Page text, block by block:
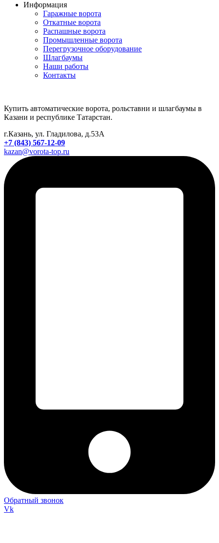
Информация
Гаражные ворота
Откатные ворота
Распашные ворота
Промышленные ворота
Перегрузочное оборудование
Шлагбаумы
Наши работы
Контакты
Купить автоматические ворота, рольставни и шлагбаумы в
Казани и республике Татарстан.
г.Казань, ул. Гладилова, д.53А
+7 (843) 567-12-09
kazan@vorota-top.ru
Обратный звонок
Vk